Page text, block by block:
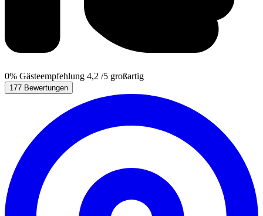
0% Gästeempfehlung 4,2 /5 großartig
177 Bewertungen